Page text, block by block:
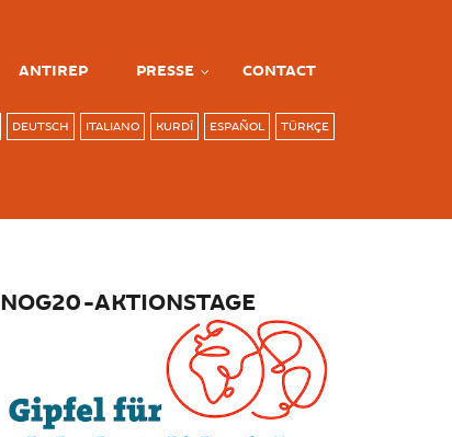
ANTIREP PRESSE CONTACT
DEUTSCH ITALIANO KURDÎ ESPAÑOL TÜRKÇE
NOG20-AKTIONSTAGE